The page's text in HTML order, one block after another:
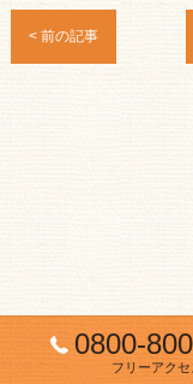
< 前の記事
0800-
フリーアクセ